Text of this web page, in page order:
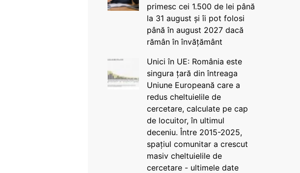
primesc cei 1.500 de lei până
la 31 august și îi pot folosi
până în august 2027 dacă
rămân în învățământ
Unici în UE: România este
singura țară din întreaga
Uniune Europeană care a
redus cheltuielile de
cercetare, calculate pe cap
de locuitor, în ultimul
deceniu. Între 2015-2025,
spațiul comunitar a crescut
masiv cheltuielile de
cercetare - ultimele date